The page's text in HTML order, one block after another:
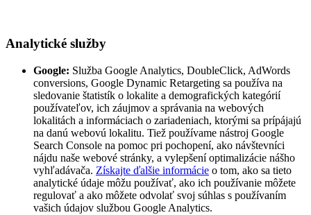
Analytické služby
Google: Služba Google Analytics, DoubleClick, AdWords
conversions, Google Dynamic Retargeting sa používa na
sledovanie štatistík o lokalite a demografických kategórií
používateľov, ich záujmov a správania na webových
lokalitách a informáciach o zariadeniach, ktorými sa prípájajú
na danú webovú lokalitu. Tiež používame nástroj Google
Search Console na pomoc pri pochopení, ako návštevníci
nájdu naše webové stránky, a vylepšení optimalizácie nášho
vyhľadávača. Získajte ďalšie informácie o tom, ako sa tieto
analytické údaje môžu používať, ako ich používanie môžete
regulovať a ako môžete odvolať svoj súhlas s používaním
vašich údajov službou Google Analytics.